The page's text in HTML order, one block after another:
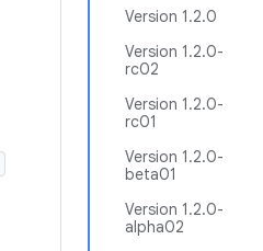
Version 1.2.0
Version 1.2.0-
rc02
Version 1.2.0-
rc01
Version 1.2.0-
beta01
Version 1.2.0-
alpha02